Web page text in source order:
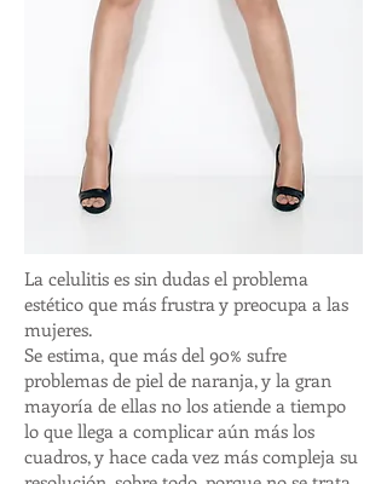
La celulitis es sin dudas el problema
estético que más frustra y preocupa a las
mujeres.
Se estima, que más del 90% sufre
problemas de piel de naranja, y la gran
mayoría de ellas no los atiende a tiempo
lo que llega a complicar aún más los
cuadros, y hace cada vez más compleja su